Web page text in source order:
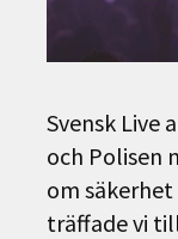
Svensk Live
och Polisen
om säkerhet
träffade vi